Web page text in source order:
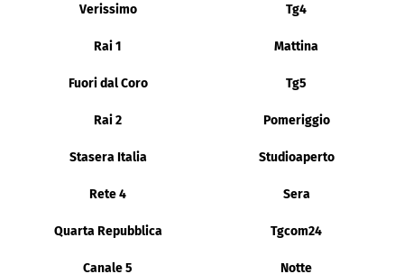
Verissimo Tg4
Rai 1 Mattina
Fuori dal Coro Tg5
Rai 2 Pomeriggio
Stasera Italia Studioaperto
Rete 4 Sera
Quarta Repubblica Tgcom24
Canale 5 Notte